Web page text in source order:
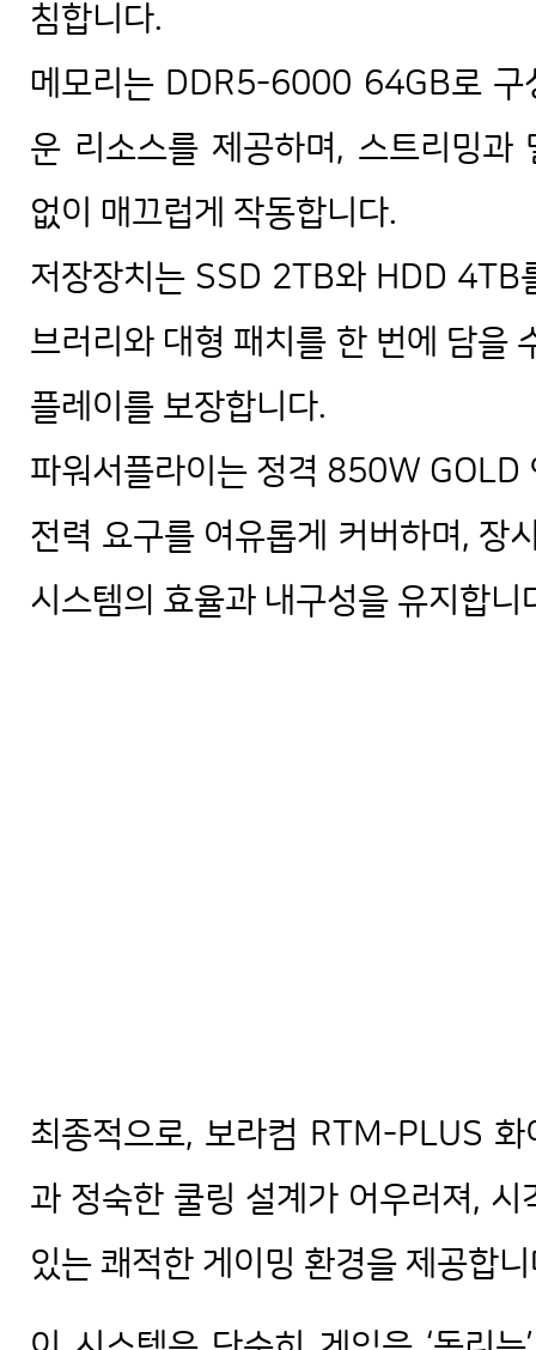
침합니다.
메모리는 DDR5-6000 64GB로 구
운 리소스를 제공하며, 스트리밍과
없이 매끄럽게 작동합니다.
저장장치는 SSD 2TB와 HDD 4TB
브러리와 대형 패치를 한 번에 담을
플레이를 보장합니다.
파워서플라이는 정격 850W GOLD
전력 요구를 여유롭게 커버하며, 장
시스템의 효율과 내구성을 유지합니
최종적으로, 보라컴 RTM-PLUS
과 정숙한 쿨링 설계가 어우러져,
있는 쾌적한 게이밍 환경을 제공합